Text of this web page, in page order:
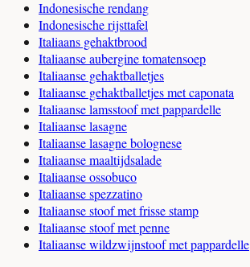
Indonesische rendang
Indonesische rijsttafel
Italiaans gehaktbrood
Italiaanse aubergine tomatensoep
Italiaanse gehaktballetjes
Italiaanse gehaktballetjes met caponata
Italiaanse lamsstoof met pappardelle
Italiaanse lasagne
Italiaanse lasagne bolognese
Italiaanse maaltijdsalade
Italiaanse ossobuco
Italiaanse spezzatino
Italiaanse stoof met frisse stamp
Italiaanse stoof met penne
Italiaanse wildzwijnstoof met pappardelle